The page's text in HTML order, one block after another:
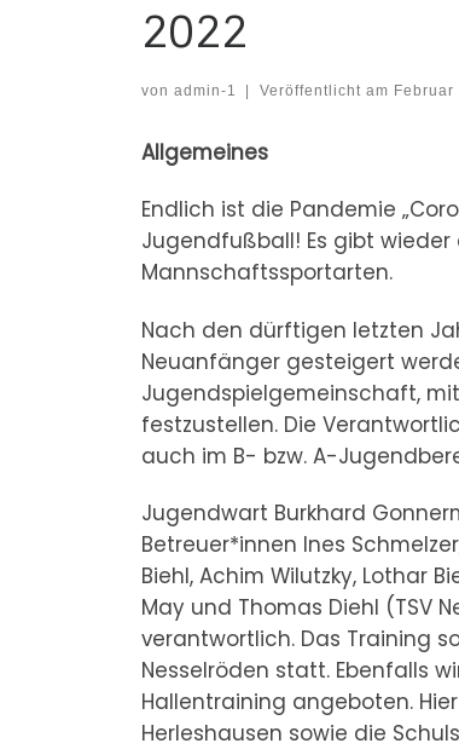
2022
von admin-1 Veröffentlicht am Februar
Allgemeines
Endlich ist die Pandemie
Jugendfußball! Es gibt
Mannschaftssportarten.
Nach den dürftigen letzten
Neuanfänger gesteigert
Jugendspielgemeinschaft,
festzustellen. Die
auch im B- bzw. A-
Jugendwart Burkhard
Betreuer*innen Ines
Biehl, Achim Wilutzky, Lothar
May und Thomas Diehl (TSV
verantwortlich. Das Training
Nesselröden statt. Ebenfalls
Hallentraining angeboten.
Herleshausen sowie die